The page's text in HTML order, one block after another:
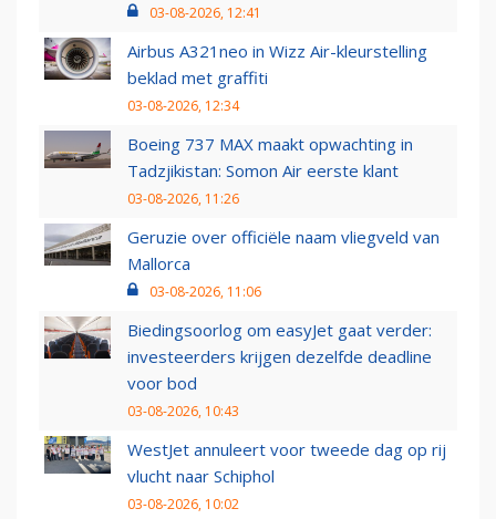
03-08-2026, 12:41
Airbus A321neo in Wizz Air-kleurstelling
beklad met graffiti
03-08-2026, 12:34
Boeing 737 MAX maakt opwachting in
Tadzjikistan: Somon Air eerste klant
03-08-2026, 11:26
Geruzie over officiële naam vliegveld van
Mallorca
03-08-2026, 11:06
Biedingsoorlog om easyJet gaat verder:
investeerders krijgen dezelfde deadline
voor bod
03-08-2026, 10:43
WestJet annuleert voor tweede dag op rij
vlucht naar Schiphol
03-08-2026, 10:02